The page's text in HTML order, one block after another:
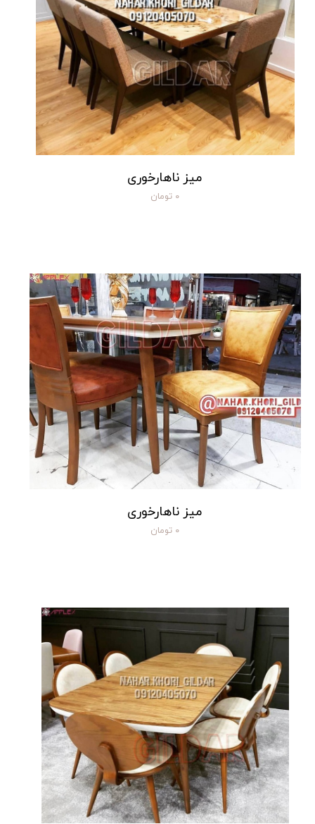
میز ناهارخوری
۰ تومان
میز ناهارخوری
۰ تومان